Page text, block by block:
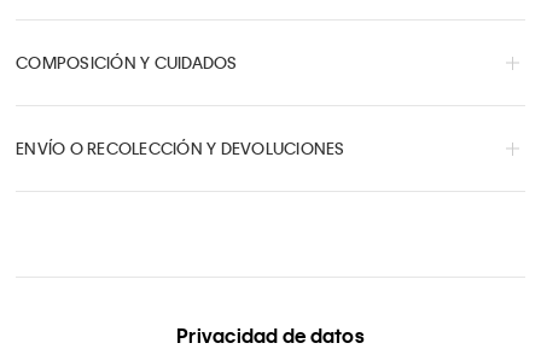
COMPOSICIÓN Y CUIDADOS
ENVÍO O RECOLECCIÓN Y DEVOLUCIONES
Privacidad de datos